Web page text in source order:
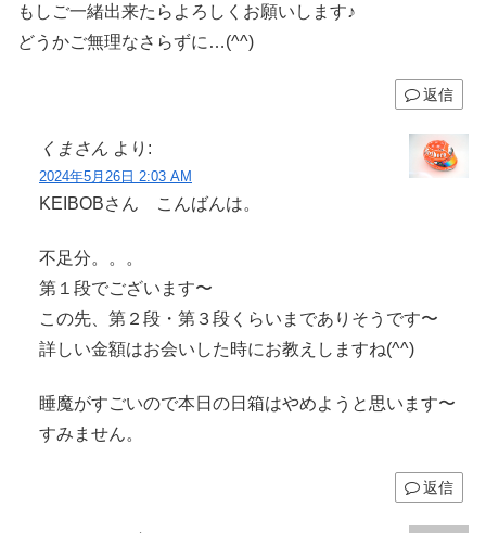
もしご一緒出来たらよろしくお願いします♪
どうかご無理なさらずに…(^^)
返信
くまさん より:
2024年5月26日 2:03 AM
KEIBOBさん こんばんは。
不足分。。。
第１段でございます〜
この先、第２段・第３段くらいまでありそうです〜
詳しい金額はお会いした時にお教えしますね(^^)
睡魔がすごいので本日の日箱はやめようと思います〜
すみません。
返信